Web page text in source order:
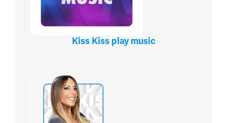
Kiss Kiss play music